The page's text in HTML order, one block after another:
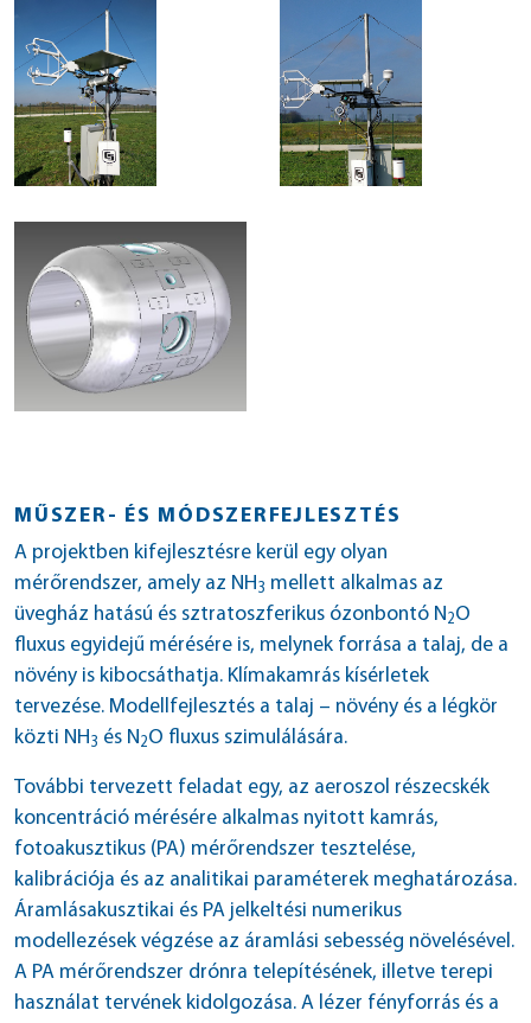
MŰSZER- ÉS MÓDSZERFEJLESZTÉS
A projektben kifejlesztésre kerül egy olyan
mérőrendszer, amely az NH 3 mellett alkalmas az
üvegház hatású és sztratoszferikus ózonbontó N 2O
fluxus egyidejű mérésére is, melynek forrása a talaj, de a
növény is kibocsáthatja. Klímakamrás kísérletek
tervezése. Modellfejlesztés a talaj – növény és a légkör
közti NH 3 és N 2O fluxus szimulálására.
További tervezett feladat egy, az aeroszol részecskék
koncentráció mérésére alkalmas nyitott kamrás,
fotoakusztikus (PA) mérőrendszer tesztelése,
kalibrációja és az analitikai paraméterek meghatározása.
Áramlásakusztikai és PA jelkeltési numerikus
modellezések végzése az áramlási sebesség növelésével.
A PA mérőrendszer drónra telepítésének, illetve terepi
használat tervének kidolgozása. A lézer fényforrás és a